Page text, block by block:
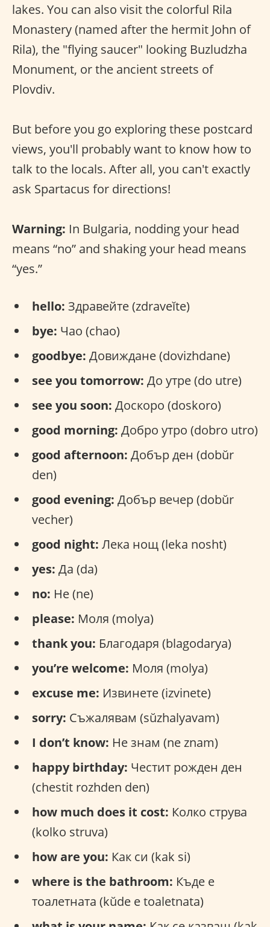
lakes. You can also visit the colorful Rila
Monastery (named after the hermit John of
Rila), the "flying saucer" looking Buzludzha
Monument, or the ancient streets of
Plovdiv.
But before you go exploring these postcard
views, you'll probably want to know how to
talk to the locals. After all, you can't exactly
ask Spartacus for directions!
Warning: In Bulgaria, nodding your head
means “no” and shaking your head means
“yes.”
hello: Здравейте (zdraveĭte)
bye: Чао (chao)
goodbye: Довиждане (dovizhdane)
see you tomorrow: До утре (do utre)
see you soon: Доскоро (doskoro)
good morning: Добро утро (dobro utro)
good afternoon: Добър ден (dobŭr
den)
good evening: Добър вечер (dobŭr
vecher)
good night: Лека нощ (leka nosht)
yes: Да (da)
no: Не (ne)
please: Моля (molya)
thank you: Благодаря (blagodarya)
you’re welcome: Моля (molya)
excuse me: Извинете (izvinete)
sorry: Съжалявам (sŭzhalyavam)
I don’t know: Не знам (ne znam)
happy birthday: Честит рожден ден
(chestit rozhden den)
how much does it cost: Колко струва
(kolko struva)
how are you: Как си (kak si)
where is the bathroom: Къде е
тоалетната (kŭde e toaletnata)